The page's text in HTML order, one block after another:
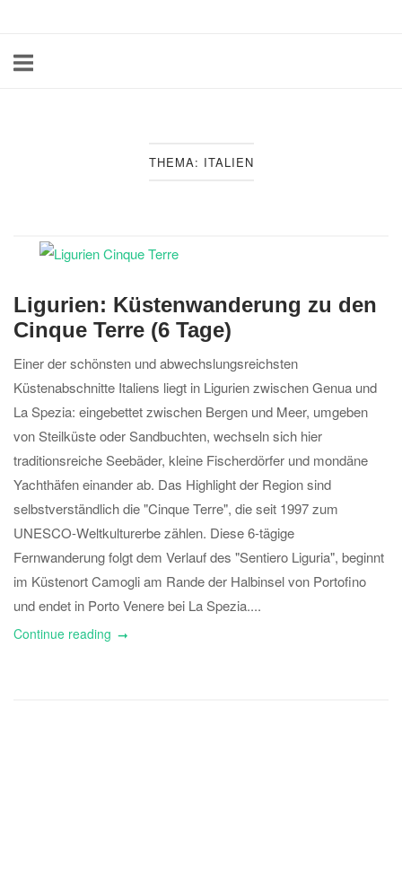
content
THEMA: ITALIEN
Ligurien: Küstenwanderung zu den
Cinque Terre (6 Tage)
Einer der schönsten und abwechslungsreichsten
Küstenabschnitte Italiens liegt in Ligurien zwischen Genua und
La Spezia: eingebettet zwischen Bergen und Meer, umgeben
von Steilküste oder Sandbuchten, wechseln sich hier
traditionsreiche Seebäder, kleine Fischerdörfer und mondäne
Yachthäfen einander ab. Das Highlight der Region sind
selbstverständlich die "Cinque Terre", die seit 1997 zum
UNESCO-Weltkulturerbe zählen. Diese 6-tägige
Fernwanderung folgt dem Verlauf des "Sentiero Liguria", beginnt
im Küstenort Camogli am Rande der Halbinsel von Portofino
und endet in Porto Venere bei La Spezia....
Continue reading